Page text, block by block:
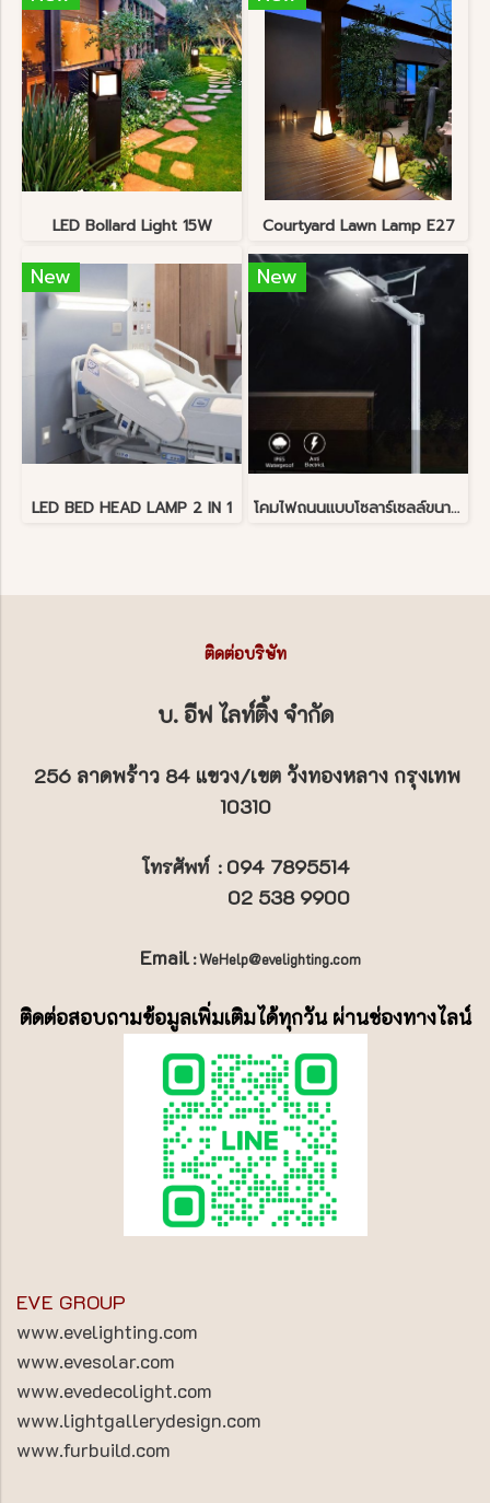
LED Bollard Light 15W Courtyard Lawn Lamp E27
New
LED BED HEAD LAMP 2 IN 1
New
โคมไฟถนนแบบโซลาร์เซลล์ขนาด 40 วัตต์
ติดต่อบริษัท
บ. อีฟ ไลท์ติ้ง จำกัด
256 ลาดพร้าว 84 แขวง/เขต วังทองหลาง กรุงเทพ
10310
โทรศัพท์: 094 7895514
02 538 9900
Email: WeHelp@evelighting.com
ติดต่อสอบถามข้อมูลเพิ่มเติมได้ทุกวัน ผ่านช่องทางไลน์
EVE GROUP
www.evelighting.com
www.evesolar.com
www.evedecolight.com
www.lightgallerydesign.com
www.furbuild.com